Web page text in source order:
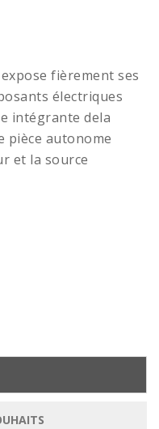
fièrement ses
électriques
intégrante dela
pièce autonome
et la source